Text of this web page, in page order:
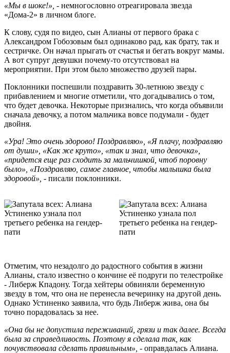
«Мы в шоке!», - немногословно отреагировала звезда
«Дома-2» в личном блоге.
К слову, судя по видео, сын Алианы от первого брака с
Александром Гобозовым был одинаково рад, как брату, так и
сестричке. Он начал прыгать от счастья и бегать вокруг мамы.
А вот супруг девушки почему-то отсутствовал на
мероприятии. При этом было множество друзей пары.
Поклонники поспешили поздравить 30-летнюю звезду с
прибавлением и многие отметили, что догадывались о том,
что будет девочка. Некоторые признались, что когда объявили
сначала девочку, а потом мальчика вовсе подумали - будет
двойня.
«Ура! Это очень здорово! Поздравляю», «Я плачу, поздравляю
от души», «Как же круто», «так и знал, что девочка»,
«придется еще раз сходить за мальчишкой, чтоб поровну
было», «Поздравляю, самое главное, чтобы малышка была
здоровой», - писали поклонники.
Отметим, что незадолго до радостного события в жизни
Алианы, стало известно о кончине её подруги по телестройке
- Либерж Кпадону. Тогда хейтеры обвиняли беременную
звезду в том, что она не перенесла вечеринку на другой день.
Однако Устиненко заявила, что будь Либерж жива, она бы
точно порадовалась за нее.
«Она бы не допустила переживаний, грязи и так далее. Всегда
была за справедливость. Поэтому я сделала так, как
почувствовала сделать правильным», - оправдалась Алиана.